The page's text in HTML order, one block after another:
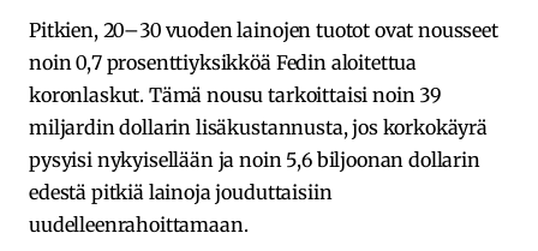
Pitkien, 20–30 vuoden lainojen tuotot ovat nousseet
noin 0,7 prosenttiyksikköä Fedin aloitettua
koronlaskut. Tämä nousu tarkoittaisi noin 39
miljardin dollarin lisäkustannusta, jos korkokäyrä
pysyisi nykyisellään ja noin 5,6 biljoonan dollarin
edestä pitkiä lainoja jouduttaisiin
uudelleenrahoittamaan.